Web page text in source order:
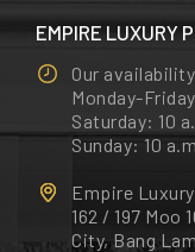
EMPIRE LUXURY
Our
Monday-
Saturday: 10
Sunday: 10
Empire
162 / 197 Moo
City, Bang